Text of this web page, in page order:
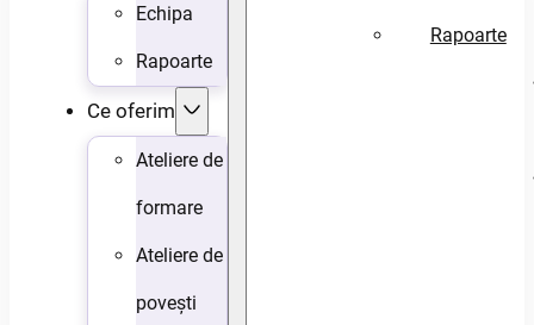
Echipa
Rapoarte
Ce oferim
Ateliere de
formare
Ateliere de
povești
Rapoarte